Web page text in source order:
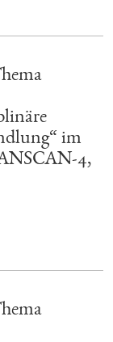
im
4,